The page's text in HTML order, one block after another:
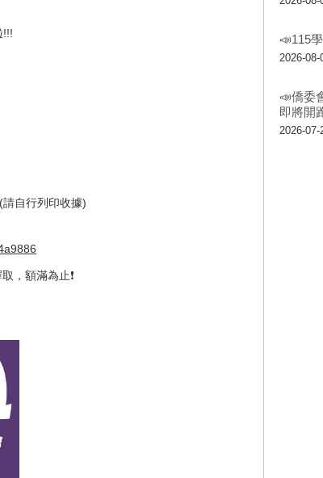
!!!
自行列印收據)
，額滿為止❗️
📣115
2026-08-
📣僑委
即將開
2026-07-